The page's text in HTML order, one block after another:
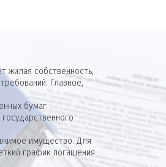
жилая собственность,
Главное,
бумаг.
имущество. Для
график погашения